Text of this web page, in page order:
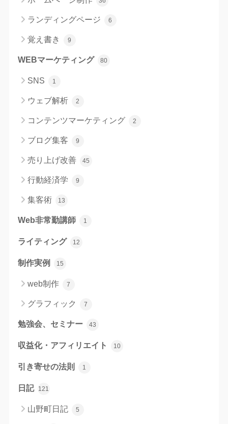
ランディングページ 6
覚え書き 9
WEBマーケティング 80
SNS 1
ウェブ解析 2
コンテンツマーケティング 2
ブログ集客 9
売り上げ改善 45
行動経済学 9
集客術 13
Web非常勤講師 1
ライティング 12
制作実例 15
web制作 7
グラフィック 7
勉強会、セミナー 43
収益化・アフィリエイト 10
引き寄せの法則 1
日記 121
山野町日記 5